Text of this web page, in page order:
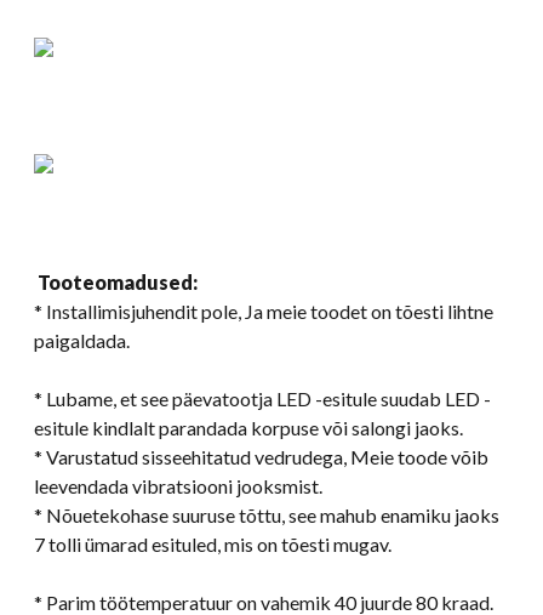
Tooteomadused:
* Installimisjuhendit pole, Ja meie toodet on tõesti lihtne
paigaldada.
* Lubame, et see päevatootja LED -esitule suudab LED -
esitule kindlalt parandada korpuse või salongi jaoks.
* Varustatud sisseehitatud vedrudega, Meie toode võib
leevendada vibratsiooni jooksmist.
* Nõuetekohase suuruse tõttu, see mahub enamiku jaoks
7 tolli ümarad esituled, mis on tõesti mugav.
* Parim töötemperatuur on vahemik 40 juurde 80 kraad.